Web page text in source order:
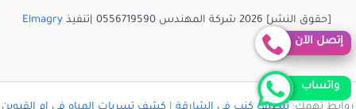
[حقوق النشر] 2026 شركة المهندس 0556719590 |تنفيذ Elmagry
إتصل الآن
واتساب